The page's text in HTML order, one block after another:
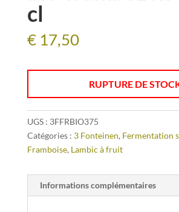
cl
€17,50
RUPTURE DE
UGS : 3FFRBIO375
Catégories : 3 Fonteinen, Fermentation
Framboise, Lambic à fruit
Informations complémentaires